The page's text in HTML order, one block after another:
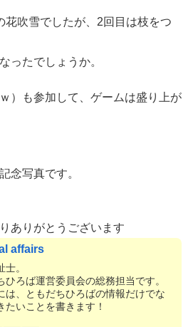
花吹雪でしたが、2回目は枝をつ
ったでしょうか。
）も参加して、ゲームは盛り上が
念写真です。
ありがとうございます
affairs
。
ひろば運営委員会の総務担当です。
は、ともだちひろばの情報だけでな
たいことを書きます！